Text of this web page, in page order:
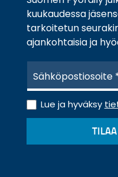
kuukaudessa
tarkoitetun
ajankohtaisia ja
h
k
ö
s
T
i
o
Lue ja hyväksy
TILAA